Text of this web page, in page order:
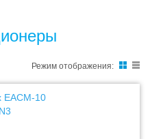
Режим отображения: